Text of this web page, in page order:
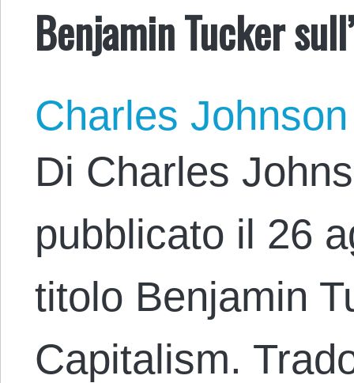
Benjamin Tucker
Charles Johnson
Di Charles
pubblicato il 26
titolo Benjamin
Capitalism.